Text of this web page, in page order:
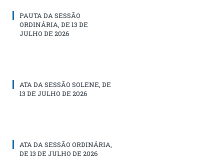
PAUTA DA SESSÃO
ORDINÁRIA, DE 13 DE
JULHO DE 2026
ATA DA SESSÃO SOLENE, DE
13 DE JULHO DE 2026
ATA DA SESSÃO ORDINÁRIA,
DE 13 DE JULHO DE 2026